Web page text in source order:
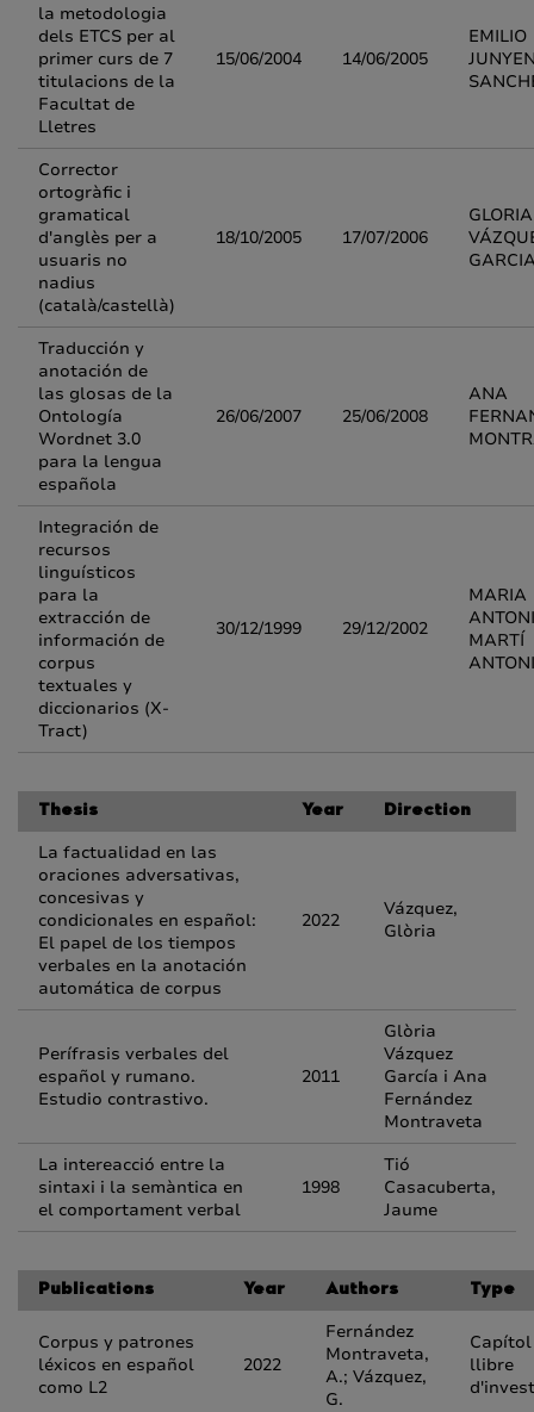
la metodologia
dels ETCS per al
primer curs de 7
titulacions de la
Facultat de
Lletres
15/06/2004 14/06/2005
EMILIO
Corrector
ortogràfic i
gramatical
d'anglès per a
usuaris no
nadius
(català/castellà)
18/10/2005 17/07/2006
GLORIA
Traducción y
anotación de
las glosas de la
Ontología
Wordnet 3.0
para la lengua
española
26/06/2007 25/06/2008
ANA
Integración de
recursos
linguísticos
para la
extracción de
información de
corpus
textuales y
diccionarios (X-
Tract)
30/12/1999 29/12/2002
MARIA
MARTÍ
Thesis Year Direction
La factualidad en las
oraciones adversativas,
concesivas y
condicionales en español:
El papel de los tiempos
verbales en la anotación
automática de corpus
2022
Vázquez,
Glòria
Perífrasis verbales del
español y rumano.
Estudio contrastivo.
2011
Glòria
Vázquez
García i Ana
Fernández
Montraveta
La intereacció entre la
sintaxi i la semàntica en
el comportament verbal
1998
Tió
Casacuberta,
Jaume
Publications Year Authors Type
Corpus y patrones
léxicos en español
como L2
2022
Fernández
Montraveta,
A.; Vázquez,
G.
llibre